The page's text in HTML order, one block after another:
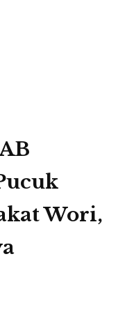
Wori,